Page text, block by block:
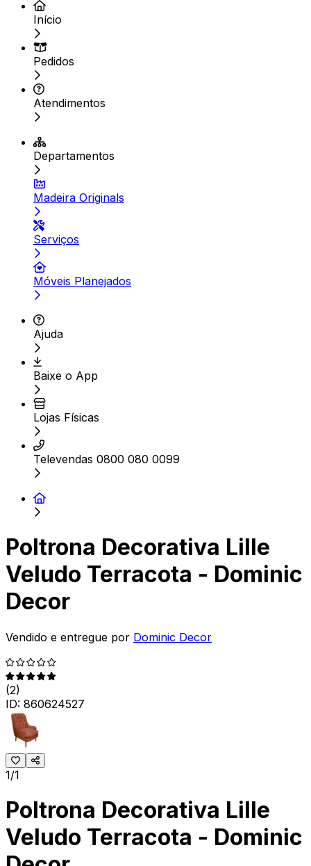
Início
Pedidos
Atendimentos
Departamentos
Madeira Originals
Serviços
Móveis Planejados
Ajuda
Baixe o App
Lojas Físicas
Televendas 0800 080 0099
Poltrona Decorativa Lille
Veludo Terracota - Dominic
Decor
Vendido e entregue por Dominic Decor
(2)
ID: 860624527
1/1
Poltrona Decorativa Lille
Veludo Terracota - Dominic